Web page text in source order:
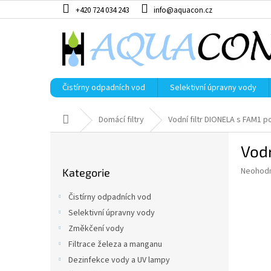
na
+420 724 034 243 info@aquacon.cz
Čistírny odpadních vod Selektivní úpravny vody
Domů Domácí filtry Vodní filtr DIONELA s FAM1
kategorie
Kategorie
Čistírny odpadních vod
Selektivní úpravny vody
Změkčení vody
Filtrace železa a manganu
Dezinfekce vody a UV lampy